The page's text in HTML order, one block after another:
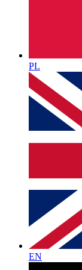
PL
EN